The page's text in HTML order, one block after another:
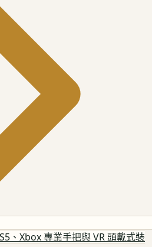
、Xbox 專業手把與 VR 頭戴式裝